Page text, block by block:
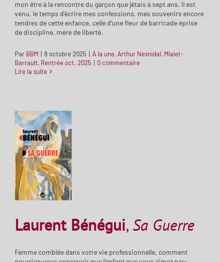
mon être à la rencontre du garçon que jétais à sept ans. Il est
venu, le temps d'écrire mes confessions, mes souvenirs encore
tendres de cette enfance, celle d'une fleur de barricade éprise
de discipline, mère de liberté.
Par BBM | 8 octobre 2025 | À la une,Arthur Nesnidal, Mialet-
Barrault, Rentrée oct. 2025 | 0 commentaire
Lire la suite
Laurent Bénégui,Sa Guerre
Femme comblée dans votre vie professionnelle, comment